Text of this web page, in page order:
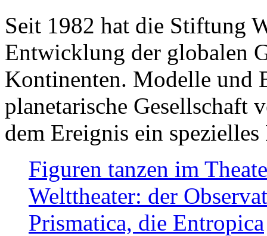
Seit 1982 hat die Stiftung
Entwicklung der globalen
Kontinenten. Modelle und
planetarische Gesellschaft
dem Ereignis ein
Figuren tanzen im
Welttheater: der
Prismatica, die Entropica